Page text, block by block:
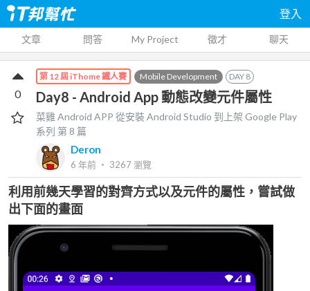
登入
文章 問答 My Project 徵才 聊天
第 12 屆 iThome 鐵人賽 Mobile Development DAY 8
Day8 - Android App 動態改變元件屬性
菜雞 Android APP 從安裝 Android Studio 到上架 Google Play
系列 第 8 篇
Deron
6 年前 ‧ 3267瀏覽
0
利用前幾天學習的對齊方式以及元件的屬性，嘗試做
出下面的畫面